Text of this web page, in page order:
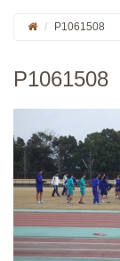
P1061508
P1061508